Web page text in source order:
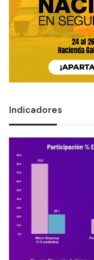
Indicadores